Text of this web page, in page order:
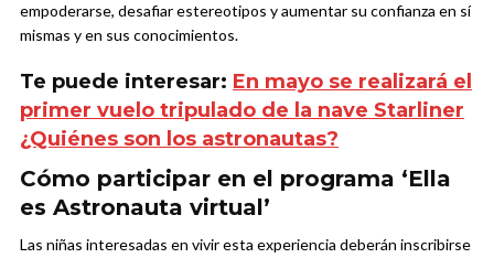
empoderarse, desafiar estereotipos y aumentar su confianza en sí
mismas y en sus conocimientos.
Te puede interesar: En mayo se realizará el
primer vuelo tripulado de la nave Starliner
¿Quiénes son los astronautas?
Cómo participar en el programa ‘Ella
es Astronauta virtual’
Las niñas interesadas en vivir esta experiencia deberán inscribirse